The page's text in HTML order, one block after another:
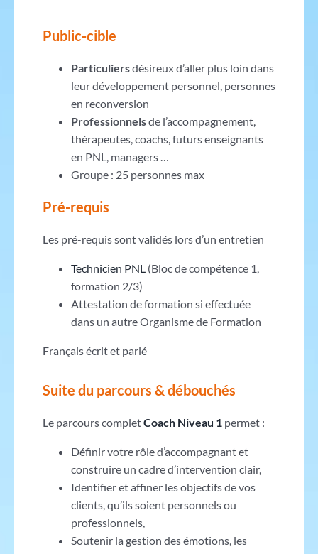
Public-cible
Particuliersdésireux d’aller plus loin dans
leur développement personnel, personnes
en reconversion
Professionnelsde l’accompagnement,
thérapeutes, coachs, futurs enseignants
en PNL, managers …
Groupe : 25 personnes max
Pré-requis
Les pré-requis sont validés lors d’un entretien
Technicien PNL (Bloc de compétence 1,
formation 2/3)
Attestation de formation si effectuée
dans un autre Organisme de Formation
Français écrit et parlé
Suite du parcours & débouchés
Le parcours completCoach Niveau 1 permet :
Définir votre rôle d’accompagnant et
construire un cadre d’intervention clair,
Identifier et affiner les objectifs de vos
clients, qu’ils soient personnels ou
professionnels,
Soutenir la gestion des émotions, les